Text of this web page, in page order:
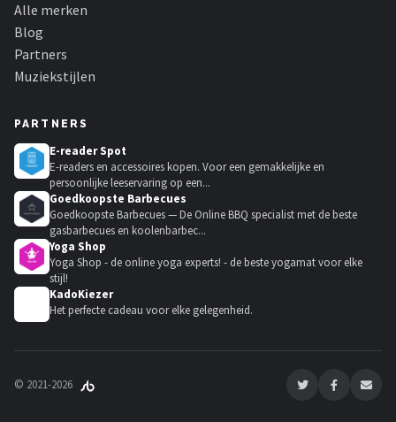
Alle merken
Blog
Partners
Muziekstijlen
PARTNERS
E-reader Spot
E-readers en accessoires kopen. Voor een gemakkelijke en
persoonlijke leeservaring op een...
Goedkoopste Barbecues
Goedkoopste Barbecues — De Online BBQ specialist met de beste
gasbarbecues en koolenbarbec...
Yoga Shop
Yoga Shop - de online yoga experts! - de beste yogamat voor elke
stijl!
KadoKiezer
Het perfecte cadeau voor elke gelegenheid.
© 2021-2026